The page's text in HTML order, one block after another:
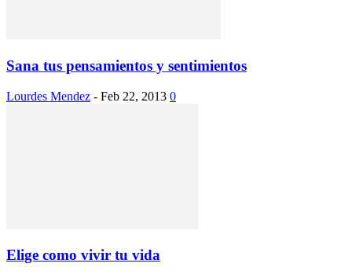
Sana tus pensamientos y sentimientos
Lourdes Mendez - Feb 22, 2013 0
Elige como vivir tu vida